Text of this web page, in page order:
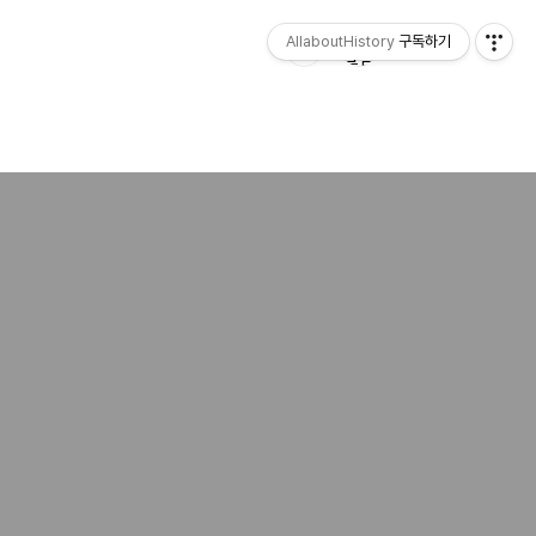
AllaboutHistory 구독하기